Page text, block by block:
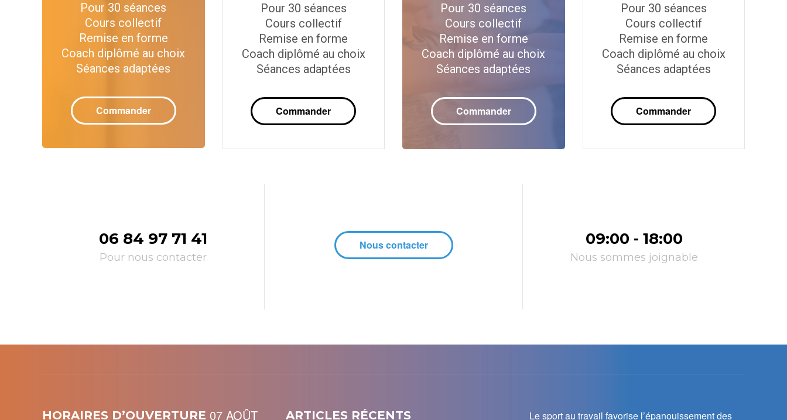
Pour 30 séances
Cours collectif
Remise en forme
Coach diplômé au choix
Séances adaptées
Commander
Pour 30 séances
Cours collectif
Remise en forme
Coach diplômé au choix
Séances adaptées
Commander
Pour 30 séances
Cours collectif
Remise en forme
Coach diplômé au choix
Séances adaptées
Commander
Pour 30 séances
Cours collectif
Remise en forme
Coach diplômé au choix
Séances adaptées
Commander
06 84 97 71 41
Pour nous contacter
Nous contacter 09:00 - 18:00
Nous sommes joignable
HORAIRES D’OUVERTURE 07 AOÛT ARTICLES RÉCENTS Le sport au travail favorise l’épanouissement des